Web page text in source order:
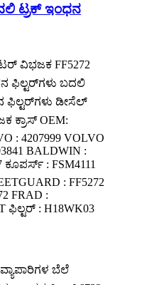
ಟ್ರಕ್ ಇಂಧನ
ವಿಭಜಕ FF5272
ಫಿಲ್ಟರ್‌ಗಳು ಬದಲಿ
ಫಿಲ್ಟರ್‌ಗಳು ಡೀಸೆಲ್
ಕ್ರಾಸ್ OEM:
: 4207999 VOLVO
BALDWIN :
ಕೂಪರ್ಸ್ : FSM4111
: FF5272
FRAD :
ಫಿಲ್ಟರ್ : H18WK03